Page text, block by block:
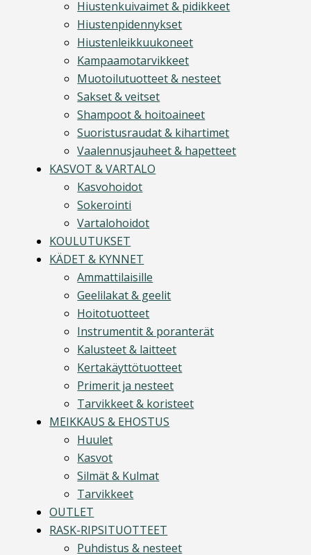
Hiustenkuivaimet & pidikkeet
Hiustenpidennykset
Hiustenleikkuukoneet
Kampaamotarvikkeet
Muotoilutuotteet & nesteet
Sakset & veitset
Shampoot & hoitoaineet
Suoristusraudat & kihartimet
Vaalennusjauheet & hapetteet
KASVOT & VARTALO
Kasvohoidot
Sokerointi
Vartalohoidot
KOULUTUKSET
KÄDET & KYNNET
Ammattilaisille
Geelilakat & geelit
Hoitotuotteet
Instrumentit & poranterät
Kalusteet & laitteet
Kertakäyttötuotteet
Primerit ja nesteet
Tarvikkeet & koristeet
MEIKKAUS & EHOSTUS
Huulet
Kasvot
Silmät & Kulmat
Tarvikkeet
OUTLET
RASK-RIPSITUOTTEET
Puhdistus & nesteet